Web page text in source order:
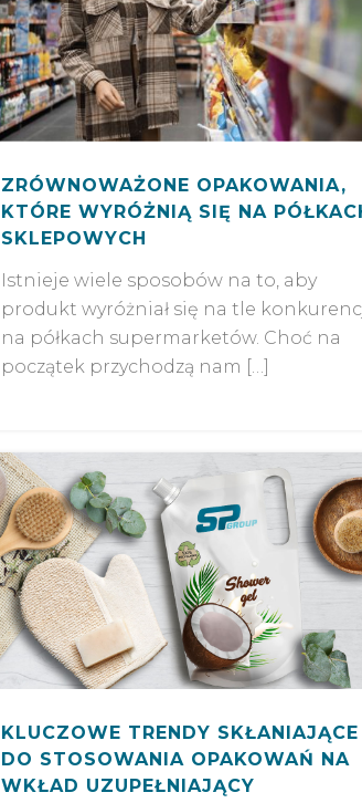
ZRÓWNOWAŻONE OPAKOWANIA,
KTÓRE WYRÓŻNIĄ SIĘ NA
SKLEPOWYCH
Istnieje wiele sposobów na to, aby
produkt wyróżniał się na tle
na półkach supermarketów. Choć na
początek przychodzą nam […]
KLUCZOWE TRENDY SKŁANIAJĄCE
DO STOSOWANIA OPAKOWAŃ NA
WKŁAD UZUPEŁNIAJĄCY